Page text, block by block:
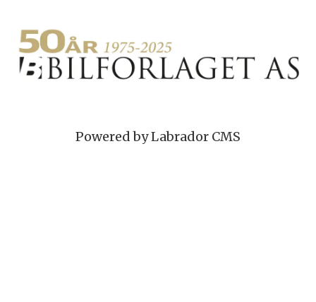
Powered by Labrador CMS